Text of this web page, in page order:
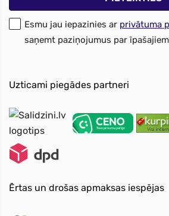
Esmu jau iepazinies ar privātuma
saņemt paziņojumus par
Uzticami piegādes partneri
Ērtas un drošas apmaksas iespējas